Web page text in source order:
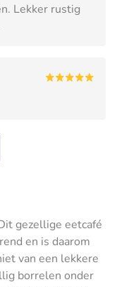
Lekker rustig
gezellige eetcafé
en is daarom
van een lekkere
borrelen onder